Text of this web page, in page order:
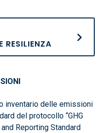
RESILIENZA
inventario delle emissioni
del protocollo “GHG
Reporting Standard